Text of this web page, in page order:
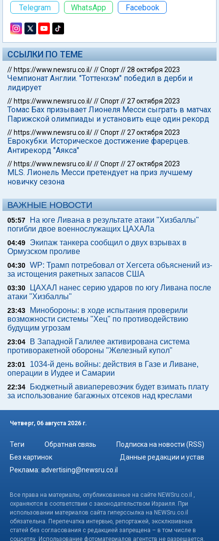
Telegram
WhatsApp Facebook
ССЫЛКИ ПО ТЕМЕ
// https://www.newsru.co.il///Спорт//28 октября 2023
Чемпионат Англии. "Тоттенхэм" победил в дерби и
лидирует
// https://www.newsru.co.il///Спорт//27 октября 2023
Томас Бах призывает Лионеля Месси сыграть в матчах
Парижской олимпиады и установить еще один рекорд
// https://www.newsru.co.il///Спорт//27 октября 2023
Еврокубки. Историческое достижение фарерцев.
Антирекорд "Аякса"
// https://www.newsru.co.il///Спорт//27 октября 2023
MLS. Лионель Месси претендует на приз лучшему
новичку сезона
ВАЖНЫЕ НОВОСТИ
05:57
На юге Ливана в результате атаки "Хизбаллы"
погибли двое военнослужащих ЦАХАЛа
04:49
Экипаж танкера сообщил о двух взрывах в
Ормузском проливе
04:30 WP: Трамп потребовал от Хегсета объяснений из-
за истощения ракетных запасов США
03:30
ЦАХАЛ нанес серию ударов по югу Ливана после
атаки "Хизбаллы"
23:43
Минобороны: в ходе испытания проверили
возможности системы "Хец" по противодействию
будущим угрозам
23:04
В Западной Галилее активирована система
противоракетной обороны "Железный купол"
23:01
1034-й день войны: действия в Газе и Ливане,
операции в Иудее и Самарии
22:34
Бюджетный авиаперевозчик будет взимать плату
за использование багажных отсеков над креслами
Четверг, 06 августа 2026 г.
Теги Обратная связь
Подписка на новости (RSS)
Без картинок
Данные редакции и устав
Реклама: advertising@newsru.co.il
Все права на материалы, опубликованные на сайте NEWSru.co.il ,
охраняются в соответствии с законодательством Израиля. При
использовании материалов сайта гиперссылка на NEWSru.co.il
обязательна. Перепечатка интервью, репортажей, эксклюзивных
статей без согласования с редакцией запрещена – в том числе в
соцсетях. Использование фотоматериалов агентств не разрешается.